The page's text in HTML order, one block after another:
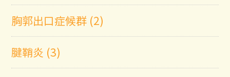
胸郭出口症候群 (2)
腱鞘炎 (3)